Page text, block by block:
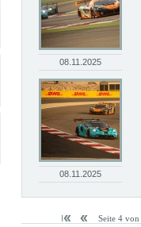
08.11.2025
08.11.2025
Seite 4 von